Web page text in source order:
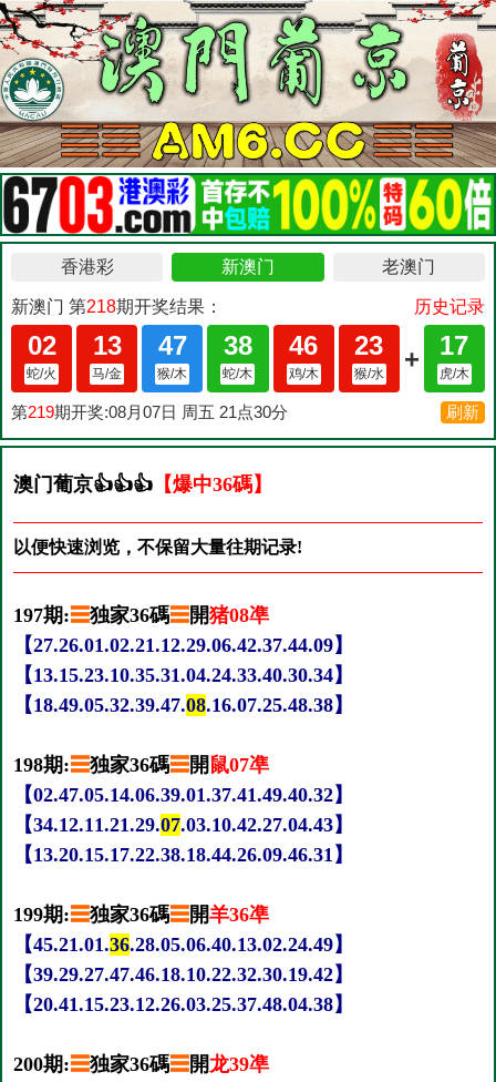
澳门葡京👍👍👍 【爆中36碼】
以便快速浏览，不保留大量往期记录!
197期:☰独家36碼☰開猪08凖
【27.26.01.02.21.12.29.06.42.37.44.09】
【13.15.23.10.35.31.04.24.33.40.30.34】
【18.49.05.32.39.47.08.16.07.25.48.38】
198期:☰独家36碼☰開 鼠07凖
【02.47.05.14.06.39.01.37.41.49.40.32】
【34.12.11.21.29.07.03.10.42.27.04.43】
【13.20.15.17.22.38.18.44.26.09.46.31】
199期:☰独家36碼☰開羊36凖
【45.21.01.36.28.05.06.40.13.02.24.49】
【39.29.27.47.46.18.10.22.32.30.19.42】
【20.41.15.23.12.26.03.25.37.48.04.38】
200期:☰独家36碼☰開龙39凖